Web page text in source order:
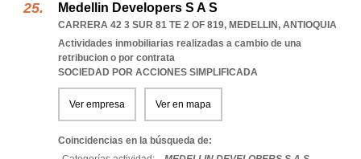
Medellin Developers S A S
CARRERA 42 3 SUR 81 TE 2 OF 819, MEDELLIN, ANTIOQUIA
Actividades inmobiliarias realizadas a cambio de una
retribucion o por contrata
SOCIEDAD POR ACCIONES SIMPLIFICADA
Ver empresa Ver en mapa
Coincidencias en la búsqueda de: